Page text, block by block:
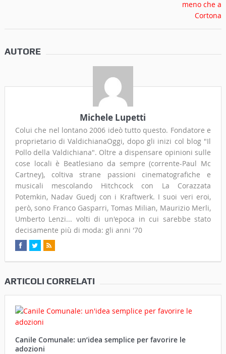
AUTORE
Michele Lupetti
Colui che nel lontano 2006 ideò tutto questo. Fondatore e
proprietario di ValdichianaOggi, dopo gli inizi col blog "Il
Pollo della Valdichiana". Oltre a dispensare opinioni sulle
cose locali è Beatlesiano da sempre (corrente-Paul Mc
Cartney), coltiva strane passioni cinematografiche e
musicali mescolando Hitchcock con La Corazzata
Potemkin, Nadav Guedj con i Kraftwerk. I suoi veri eroi,
però, sono Franco Gasparri, Tomas Milian, Maurizio Merli,
Umberto Lenzi... volti di un'epoca in cui sarebbe stato
decisamente più di moda: gli anni '70
ARTICOLI CORRELATI
Canile Comunale: un’idea semplice per favorire le
adozioni